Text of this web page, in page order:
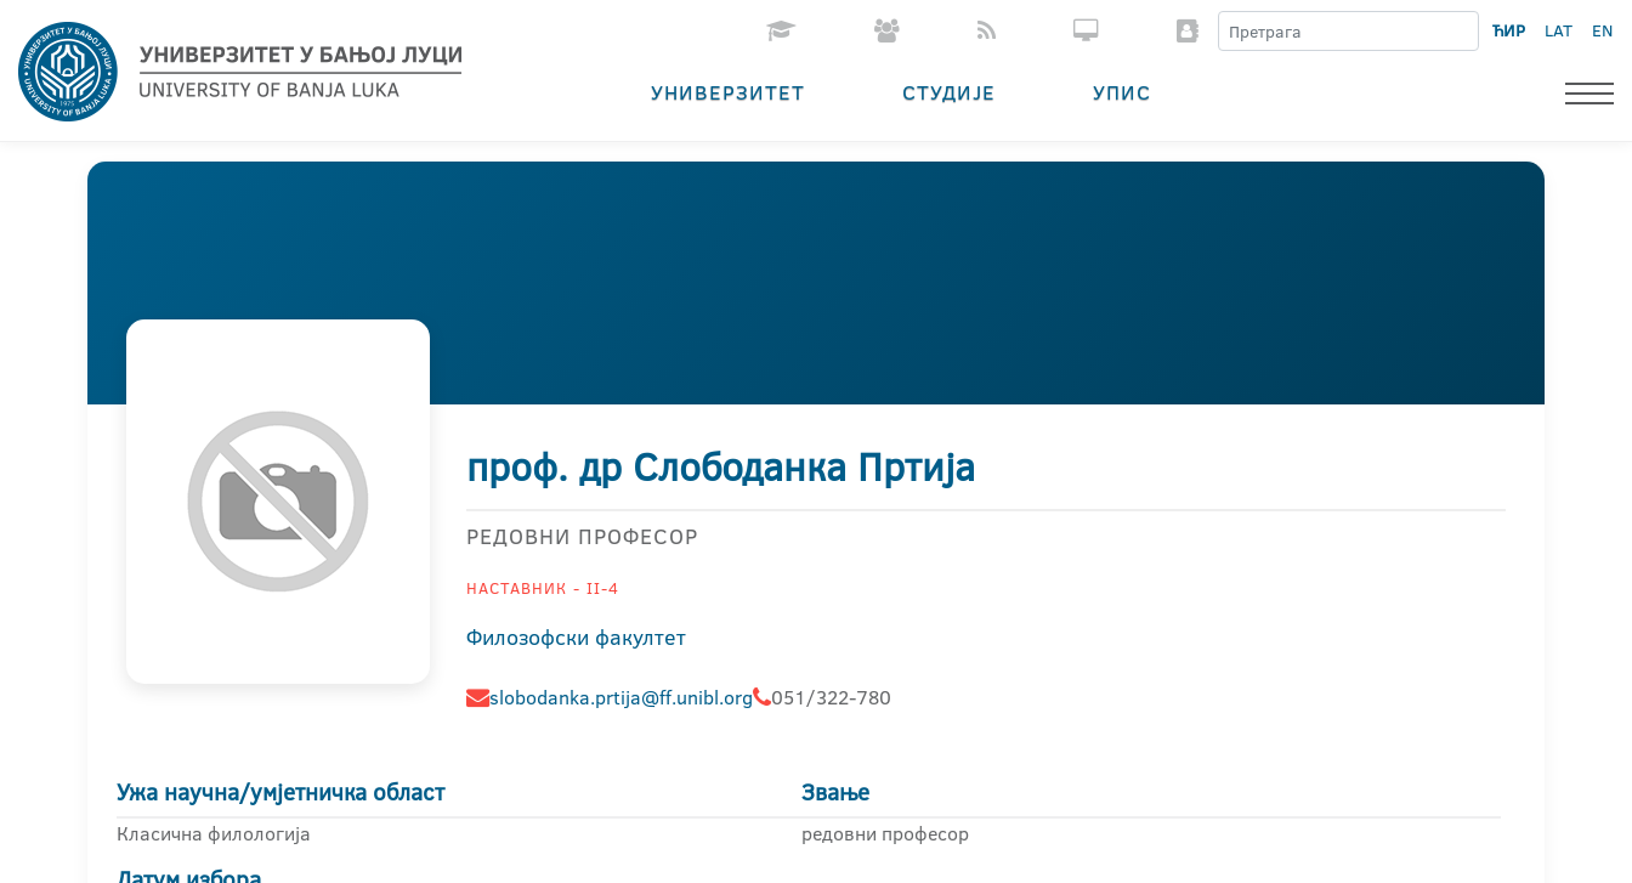
ЋИР LAT EN
УНИВЕРЗИТЕТ СТУДИЈЕ УПИС
проф. др Слободанка Пртија
РЕДОВНИ ПРОФЕСОР
НАСТАВНИК - II-4
Филозофски факултет
slobodanka.prtija@ff.unibl.org 051/322-780
Ужа научна/умјетничка област
Класична филологија
Звање
редовни професор